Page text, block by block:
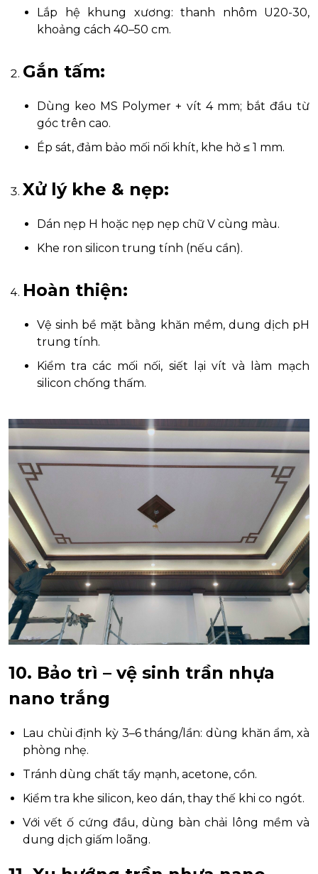
Lắp hệ khung xương: thanh nhôm U20-30,
khoảng cách 40–50 cm.
Gắn tấm:
Dùng keo MS Polymer + vít 4 mm; bắt đầu từ
góc trên cao.
Ép sát, đảm bảo mối nối khít, khe hở ≤ 1 mm.
Xử lý khe & nẹp:
Dán nẹp H hoặc nẹp nẹp chữ V cùng màu.
Khe ron silicon trung tính (nếu cần).
Hoàn thiện:
Vệ sinh bề mặt bằng khăn mềm, dung dịch pH
trung tính.
Kiểm tra các mối nối, siết lại vít và làm mạch
silicon chống thấm.
10. Bảo trì – vệ sinh trần nhựa
nano trắng
Lau chùi định kỳ 3–6 tháng/lần: dùng khăn ẩm, xà
phòng nhẹ.
Tránh dùng chất tẩy mạnh, acetone, cồn.
Kiểm tra khe silicon, keo dán, thay thế khi co ngót.
Với vết ố cứng đầu, dùng bàn chải lông mềm và
dung dịch giấm loãng.